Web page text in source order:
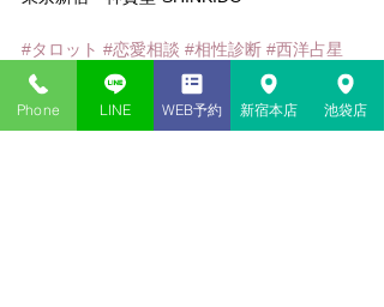
#タロット #恋愛相談 #相性診断 #西洋占星
術
#読み取り技術 #ホロスコープ #逢愛ミリ
サ
#ルーン #オラクルカード #数秘術
#ミリ
サ
Phone LINE WEB予約 新宿本店 池袋店